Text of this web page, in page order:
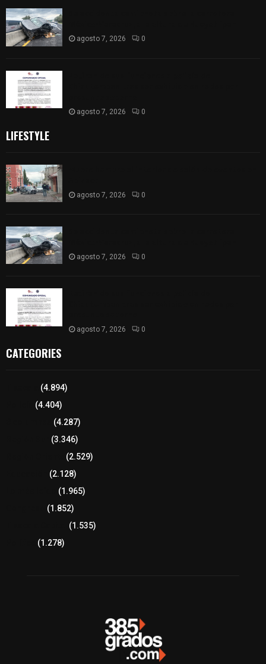
agosto 7, 2026 0
agosto 7, 2026 0
LIFESTYLE
agosto 7, 2026 0
agosto 7, 2026 0
agosto 7, 2026 0
CATEGORIES
(4.894)
(4.404)
(4.287)
(3.346)
(2.529)
(2.128)
(1.965)
(1.852)
(1.535)
(1.278)